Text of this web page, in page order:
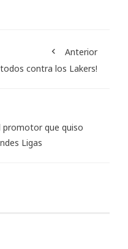
Anterior
contra los Lakers!
promotor que quiso
Ligas